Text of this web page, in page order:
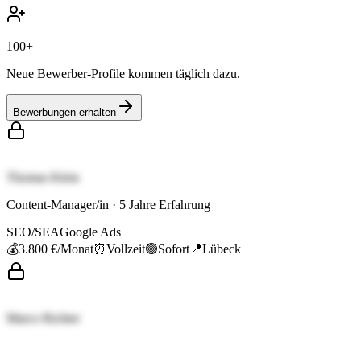
100+
Neue Bewerber-Profile kommen täglich dazu.
Bewerbungen erhalten
Thomas Klein
Content-Manager/in · 5 Jahre Erfahrung
SEO/SEAGoogle Ads
💰3.800 €/Monat⏰Vollzeit🟢Sofort 📍Lübeck
Marco Richter